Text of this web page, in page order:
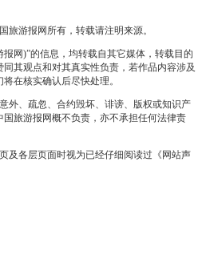
旅游报网所有，转载请注明来源。
网)”的信息，均转载自其它媒体，转载目的
其观点和对其真实性负责，若作品内容涉及
在核实确认后尽快处理。
外、疏忽、合约毁坏、诽谤、版权或知识产
旅游报网概不负责，亦不承担任何法律责
及各层页面时视为已经仔细阅读过《网站声